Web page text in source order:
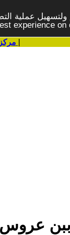
عملية
experience on
عروس